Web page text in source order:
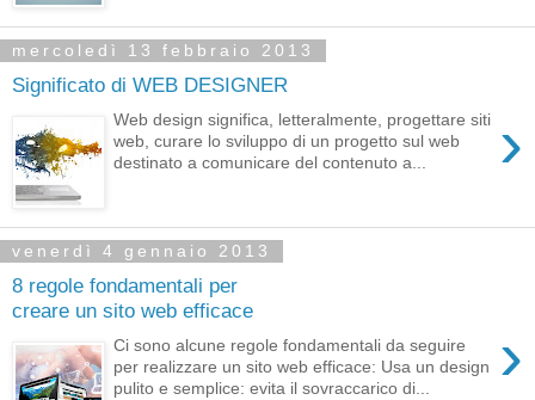
mercoledì 13 febbraio 2013
Significato di WEB DESIGNER
›
Web design significa, letteralmente, progettare siti
web, curare lo sviluppo di un progetto sul web
destinato a comunicare del contenuto a...
venerdì 4 gennaio 2013
8 regole fondamentali per
creare un sito web efficace
›
Ci sono alcune regole fondamentali da seguire
per realizzare un sito web efficace: Usa un design
pulito e semplice: evita il sovraccarico di...